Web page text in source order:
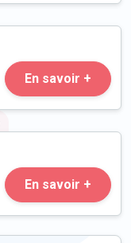
En savoir +
En savoir +